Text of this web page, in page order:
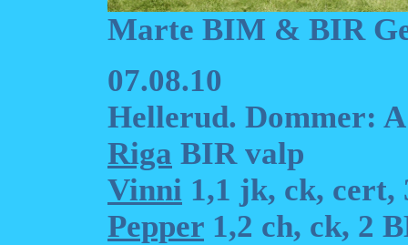
Marte BIM & BIR
07.08.10
Hellerud. Dommer:
Riga BIR valp
Vinni 1,1 jk, ck, cert,
Pepper 1,2 ch, ck, 2